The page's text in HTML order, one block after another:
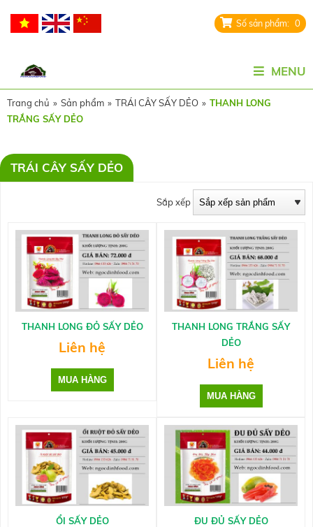
0
MENU
Trang chủ » Sản phẩm » TRÁI CÂY SẤY DẺO » THANH LONG
TRẮNG SẤY DẺO
TRÁI CÂY SẤY DẺO
Sắp xếp
THANH LONG ĐỎ SẤY DẺO
Liên hệ
THANH LONG TRẮNG SẤY
DẺO
Liên hệ
ỔI SẤY DẺO ĐU ĐỦ SẤY DẺO